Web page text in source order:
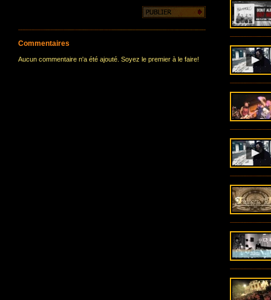
Commentaires
Aucun commentaire n'a été ajouté. Soyez le premier à le faire!